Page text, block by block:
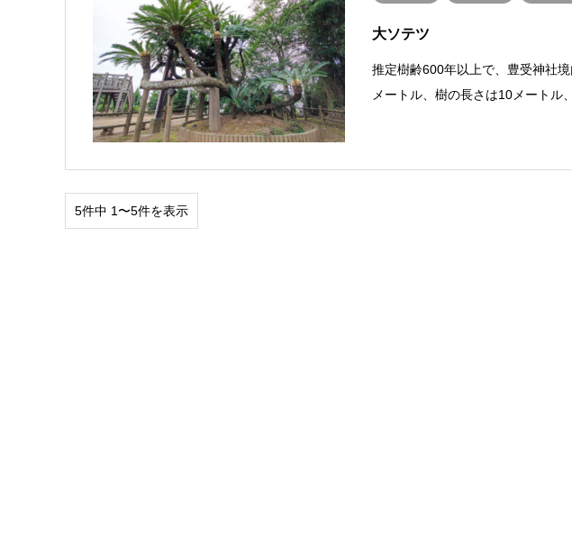
大ソテツ
推定樹齢600年以上で、豊受神社
メートル、樹の長さは10メートル
5件中 1〜5件を表示